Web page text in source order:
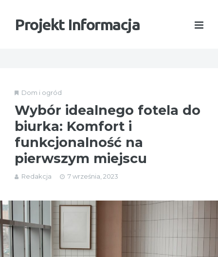
Projekt Informacja
Dom i ogród
Wybór idealnego fotela do
biurka: Komfort i
funkcjonalność na
pierwszym miejscu
Redakcja 7 września, 2023